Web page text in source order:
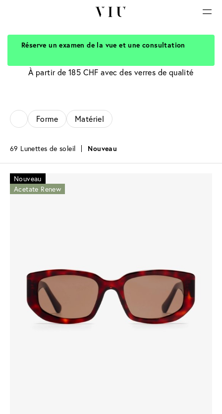
À partir de 185 CHF avec des verres de qualité
Forme Matériel
69 Lunettes de soleil Nouveau
Nouveau
Acetate Renew
Réserve un examen de la vue et une consultation